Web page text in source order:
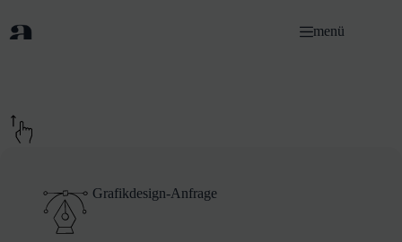
Inhalt
springen
menü
Grafikdesign-Anfrage